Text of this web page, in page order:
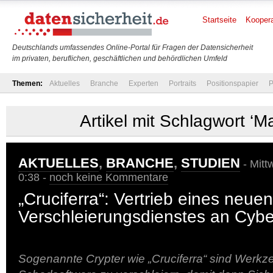
Deutschlands umfassendes Online-Portal für Fragen der Datensicherheit
im privaten, beruflichen, geschäftlichen und behördlichen Umfeld
Startseite
Themen: Aktuelles Branche Experten Portraits Positionspapier
Artikel mit Schlagwort
AKTUELLES, BRANCHE, STUDIEN -
0:38 - noch keine Kommentare
„Cruciferra“: Vertrieb eines
Verschleierungsdienstes an
Sogenannte Crypter wie „Cruciferra“ sind